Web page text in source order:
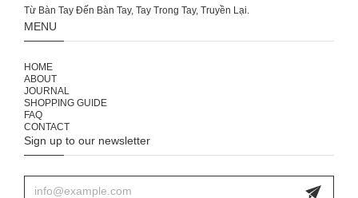
MENU
HOME
ABOUT
JOURNAL
SHOPPING GUIDE
FAQ
CONTACT
Sign up to our newsletter